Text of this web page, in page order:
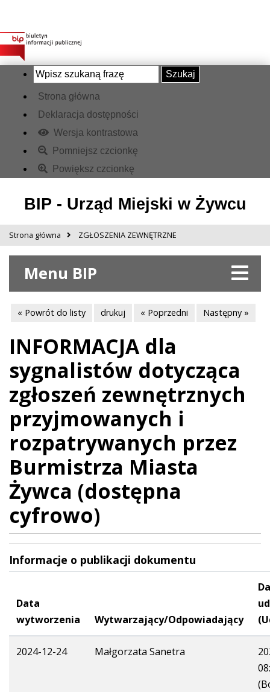
Szukaj
Strona główna
Deklaracja dostępności
Wersja kontrastowa
Pomniejsz czcionkę
Powiększ czcionkę
BIP - Urząd Miejski w Żywcu
Strona główna ZGŁOSZENIA ZEWNĘTRZNE
Menu BIP
« Powrót do listy drukuj « Poprzedni Następny »
INFORMACJA dla
sygnalistów dotycząca
zgłoszeń zewnętrznych
przyjmowanych i
rozpatrywanych przez
Burmistrza Miasta
Żywca (dostępna
cyfrowo)
Informacje o publikacji dokumentu
Data
wytworzenia
Wytwarzający/Odpowiadający
2024-12-24 Małgorzata Sanetra